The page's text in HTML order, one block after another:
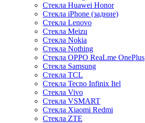
Стекла Huawei Honor
Стекла iPhone (задние)
Стекла Lenovo
Стекла Meizu
Стекла Nokia
Стекла Nothing
Стекла OPPO ReaLme OnePlus
Стекла Samsung
Стекла TCL
Стекла Tecno Infinix Itel
Стекла Vivo
Стекла VSMART
Стекла Xiaomi Redmi
Стекла ZTE